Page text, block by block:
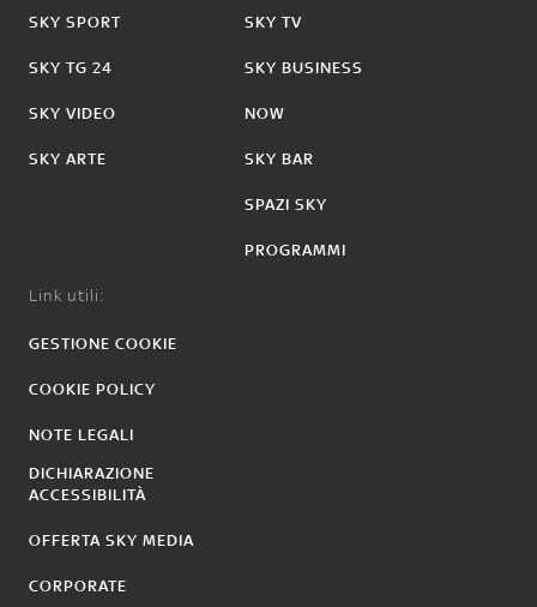
SKY SPORT
SKY TG 24
SKY VIDEO
SKY ARTE
SKY TV
SKY BUSINESS
NOW
SKY BAR
SPAZI SKY
PROGRAMMI
Link utili:
GESTIONE COOKIE
COOKIE POLICY
NOTE LEGALI
DICHIARAZIONE
ACCESSIBILITÀ
OFFERTA SKY MEDIA
CORPORATE